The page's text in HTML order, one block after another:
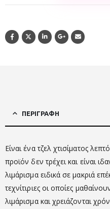
ΠΕΡΙΓΡΑΦΉ
Είναι ένα τζελ χτισίματος
προϊόν δεν τρέχει και είναι
λιμάρισμα ειδικά σε μακριά
τεχνίτιριες οι οποίες
λιμάρισμα και χρειάζονται